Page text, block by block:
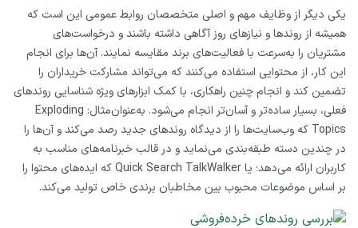
یکی دیگر از وظایف مهم و اصلی متخصصان روابط عمومی این است که
همیشه از روندها و نیازهای روز آگاهی داشته باشند و درخواست‌های
مشتریان را به‌سرعت با فعالیت‌های برند مقایسه نمایند. آن‌ها برای انجام
این کار، از محتوایی استفاده می‌کنند که می‌تواند مشارکت خریداران را
تضمین کند و انجام چنین راهکاری، با کمک ابزارهای ویژه شناسایی روندهای
فعلی، بسیار ساده‌تر و آسان‌تر انجام می‌شود. به‌عنوان‌مثال: Exploding
Topics که وب‌سایت‌ها را از دیدگاه روندهای جدید رصد می‌کند و آن‌ها را
در چندین دسته طبقه‌بندی می‌نماید و در قالب خبرنامه‌های مناسب به
کاربران ارائه می‌دهد؛ یاQuick Search TalkWalkerکه ایده‌های محتوا را
بر اساس موضوعات محبوب بین مخاطبان برندی خاص تولید می‌کند.